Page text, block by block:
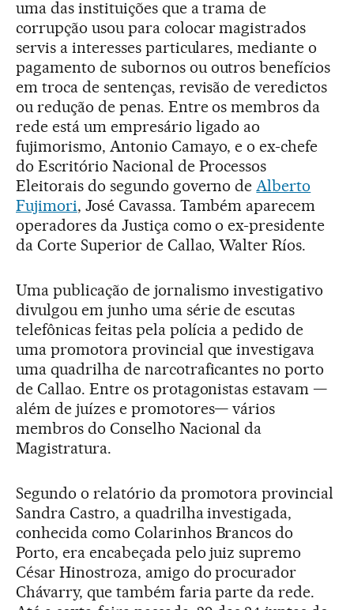
uma das instituições que a trama de
corrupção usou para colocar magistrados
servis a interesses particulares, mediante o
pagamento de subornos ou outros benefícios
em troca de sentenças, revisão de veredictos
ou redução de penas. Entre os membros da
rede está um empresário ligado ao
fujimorismo, Antonio Camayo, e o ex-chefe
do Escritório Nacional de Processos
Eleitorais do segundo governo deAlberto
Fujimori, José Cavassa. Também aparecem
operadores da Justiça como o ex-presidente
da Corte Superior de Callao, Walter Ríos.
Uma publicação de jornalismo investigativo
divulgou em junho uma série de escutas
telefônicas feitas pela polícia a pedido de
uma promotora provincial que investigava
uma quadrilha de narcotraficantes no porto
de Callao. Entre os protagonistas estavam —
além de juízes e promotores— vários
membros do Conselho Nacional da
Magistratura.
Segundo o relatório da promotora provincial
Sandra Castro, a quadrilha investigada,
conhecida como Colarinhos Brancos do
Porto, era encabeçada pelo juiz supremo
César Hinostroza, amigo do procurador
Chávarry, que também faria parte da rede.